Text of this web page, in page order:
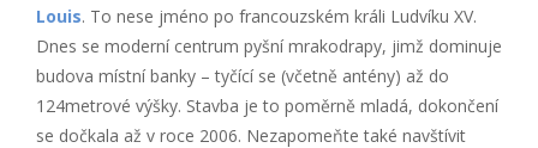
Louis. To nese jméno po francouzském králi Ludvíku XV.
Dnes se moderní centrum pyšní mrakodrapy, jimž dominuje
budova místní banky – tyčící se (včetně antény) až do
124metrové výšky. Stavba je to poměrně mladá, dokončení
se dočkala až v roce 2006. Nezapomeňte také navštívit